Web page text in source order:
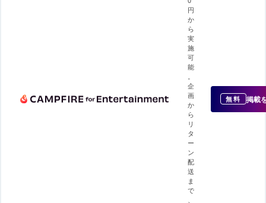
円
か
ら
実
施
可
能
企
画
か
ら
リ
タ
ー
ン
配
送
ま
で
無料 掲載